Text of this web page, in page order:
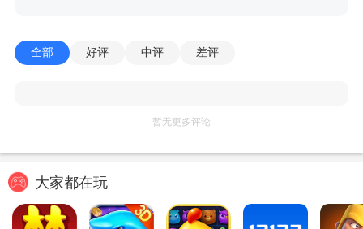
全部 好评 中评 差评
暂无更多评论
大家都在玩